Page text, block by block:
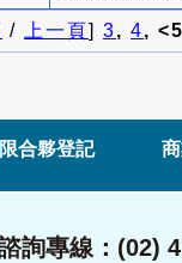
/ 上一頁] 3, 4,
合夥登記
詢專線：(02)